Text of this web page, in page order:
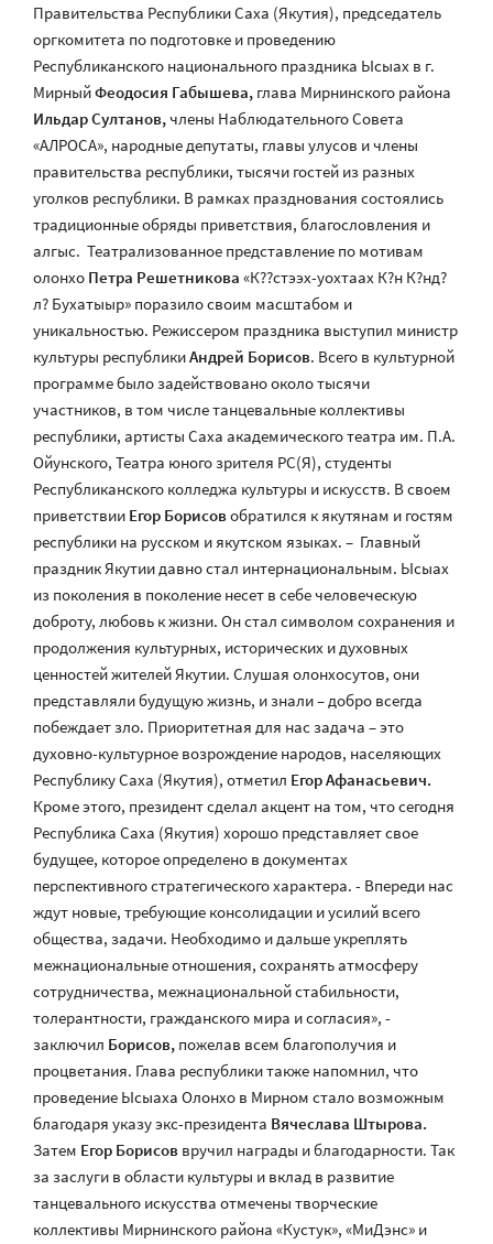
Правительства Республики Саха (Якутия), председатель
оргкомитета по подготовке и проведению
Республиканского национального праздника Ысыах в г.
МирныйФеодосия Габышева, глава Мирнинского района
Ильдар Султанов,члены Наблюдательного Совета
«АЛРОСА», народные депутаты, главы улусов и члены
правительства республики, тысячи гостей из разных
уголков республики. В рамках празднования состоялись
традиционные обряды приветствия, благословления и
алгыс. Театрализованное представление по мотивам
олонхо Петра Решетникова «К??стээх-уохтаах К?н К?нд?
л? Бухатыыр» поразило своим масштабом и
уникальностью. Режиссером праздника выступил министр
культуры республикиАндрей Борисов. Всего в культурной
программе было задействовано около тысячи
участников, в том числе танцевальные коллективы
республики, артисты Саха академического театра им. П.А.
Ойунского, Театра юного зрителя РС(Я), студенты
Республиканского колледжа культуры и искусств. В своем
приветствии Егор Борисовобратился к якутянам и гостям
республики на русском и якутском языках. – Главный
праздник Якутии давно стал интернациональным. Ысыах
из поколения в поколение несет в себе человеческую
доброту, любовь к жизни. Он стал символом сохранения и
продолжения культурных, исторических и духовных
ценностей жителей Якутии. Слушая олонхосутов, они
представляли будущую жизнь, и знали – добро всегда
побеждает зло. Приоритетная для нас задача – это
духовно-культурное возрождение народов, населяющих
Республику Саха (Якутия), отметил Егор Афанасьевич.
Кроме этого, президент сделал акцент на том, что сегодня
Республика Саха (Якутия) хорошо представляет свое
будущее, которое определено в документах
перспективного стратегического характера. - Впереди нас
ждут новые, требующие консолидации и усилий всего
общества, задачи. Необходимо и дальше укреплять
межнациональные отношения, сохранять атмосферу
сотрудничества, межнациональной стабильности,
толерантности, гражданского мира и согласия», -
заключил Борисов, пожелав всем благополучия и
процветания. Глава республики также напомнил, что
проведение Ысыаха Олонхо в Мирном стало возможным
благодаря указу экс-президента Вячеслава Штырова.
Затем Егор Борисов вручил награды и благодарности. Так
за заслуги в области культуры и вклад в развитие
танцевального искусства отмечены творческие
коллективы Мирнинского района «Кустук», «МиДэнс» и